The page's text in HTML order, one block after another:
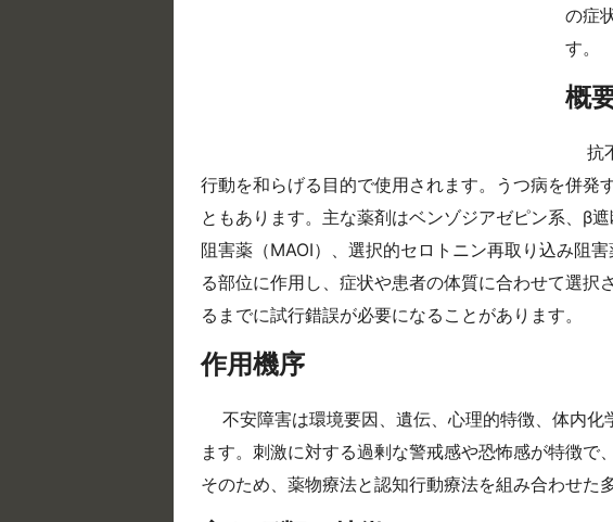
の症
す。
概
抗
行動を和らげる目的で使用されます。うつ病を併発
ともあります。主な薬剤はベンゾジアゼピン系、β
阻害薬（MAOI）、選択的セロトニン再取り込み阻
る部位に作用し、症状や患者の体質に合わせて選
るまでに試行錯誤が必要になることがあります。
作用機序
不安障害は環境要因、遺伝、心理的特徴、体内
ます。刺激に対する過剰な警戒感や恐怖感が特徴で
そのため、薬物療法と認知行動療法を組み合わせた